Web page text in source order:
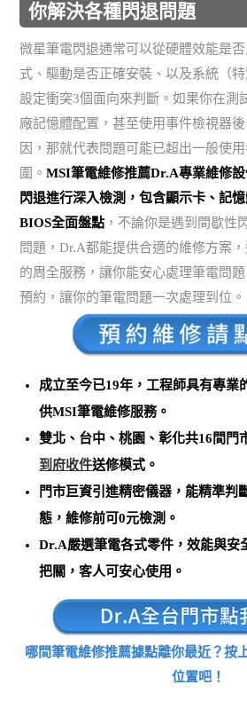
你解決各種閃退問題
微星筆電閃退通常可以從硬體效能是
式、驅動是否正確安裝、以及系統（
設定衝突3個面向來判斷。如果你在測
廠記憶體配置，甚至使用事件檢視器
因，那就代表問題可能已超出一般使
圍。MSI筆電維修推薦Dr.A專業維修
閃退進行深入檢測，包含顯示卡、記
BIOS全面盤點 ，不論你是遇到間歇性
問題，Dr.A都能提供合適的維修方案
的周全服務，讓你能安心處理筆電問
預約，讓你的筆電問題一次處理到位。
成立至今已19年，工程師具有專業
供MSI筆電維修服務。
雙北、台中、桃園、彰化共16間門
到府收件送修模式。
門市巨資引進精密儀器，能精準判
態，維修前可0元檢測 。
Dr.A嚴選筆電各式零件，效能與安
把關，客人可安心使用。
哪間筆電維修推薦據點離你最近？按
位置吧！